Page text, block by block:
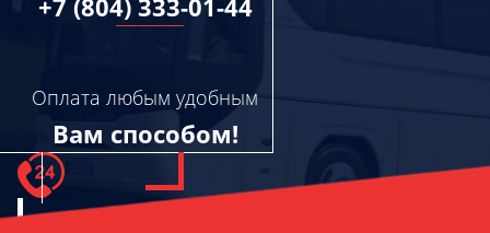
Оплата любым удобным
Вам способом!